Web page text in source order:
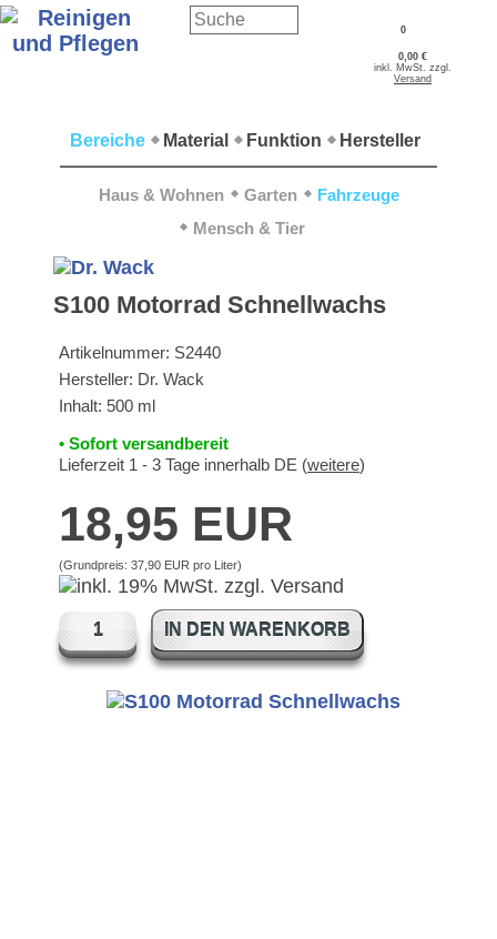
0
0,00 €
inkl. MwSt. zzgl.
Versand
Bereiche Material Funktion Hersteller
Haus & Wohnen Garten
Fahrzeuge
Mensch & Tier
S100 Motorrad Schnellwachs
Artikelnummer: S2440
Hersteller: Dr. Wack
Inhalt: 500 ml
• Sofort versandbereit
Lieferzeit 1 - 3 Tage innerhalb DE (weitere)
18,95 EUR
(Grundpreis: 37,90 EUR pro Liter)
IN DEN WARENKORB